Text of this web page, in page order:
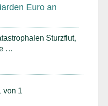
Euro an
Sturzflut,
…
von 1